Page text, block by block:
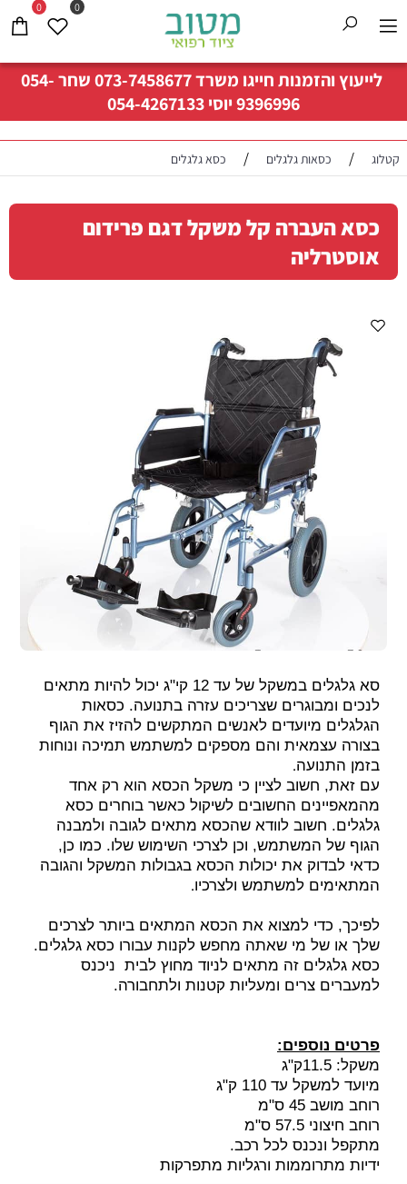
לייעוץ והזמנות חייגו משרד073-7458677שחר054-
9396996יוסי054-4267133
0 0
קטלוג / כסאות גלגלים / כסא גלגלים
כסא העברה קל משקל דגם פרידום
אוסטרליה
סא גלגלים במשקל של עד 12 קי"ג יכול להיות מתאים
לנכים ומבוגרים שצריכים עזרה בתנועה. כסאות
הגלגלים מיועדים לאנשים המתקשים להזיז את הגוף
בצורה עצמאית והם מספקים למשתמש תמיכה ונוחות
בזמן התנועה.
עם זאת, חשוב לציין כי משקל הכסא הוא רק אחד
מהמאפיינים החשובים לשיקול כאשר בוחרים כסא
גלגלים. חשוב לוודא שהכסא מתאים לגובה ולמבנה
הגוף של המשתמש, וכן לצרכי השימוש שלו. כמו כן,
כדאי לבדוק את יכולות הכסא בגבולות המשקל והגובה
המתאימים למשתמש ולצרכיו.
לפיכך, כדי למצוא את הכסא המתאים ביותר לצרכים
שלך או של מי שאתה מחפש לקנות עבורו כסא גלגלים.
כסא גלגלים זה מתאים לניוד מחוץ לבית ניכנס
למעברים צרים ומעליות קטנות ולתחבורה.
פרטים נוספים:
משקל: 11.5ק"ג
מיועד למשקל עד 110 ק"ג
רוחב מושב 45 ס"מ
רוחב חיצוני 57.5 ס"מ
מתקפל ונכנס לכל רכב.
ידיות מתרוממות ורגליות מתפרקות